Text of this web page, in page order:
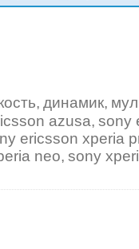
динамик
azusa sony
ericsson xperia
neo sony